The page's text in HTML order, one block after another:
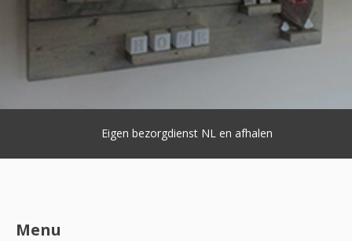
Eigen bezorgdienst NL en afhalen
Menu